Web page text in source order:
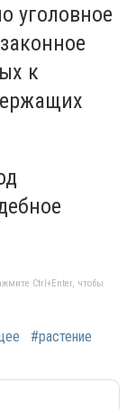
уголовное
к
Ctrl+Enter, чтобы
#растение